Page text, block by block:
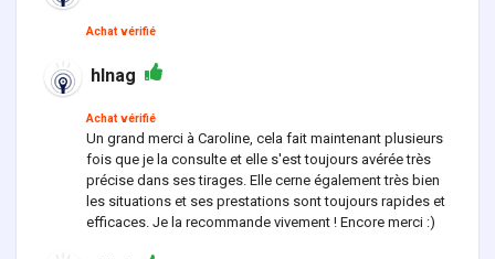
Achat vérifié
hlnag
Achat vérifié
Un grand merci à Caroline, cela fait maintenant plusieurs
fois que je la consulte et elle s'est toujours avérée très
précise dans ses tirages. Elle cerne également très bien
les situations et ses prestations sont toujours rapides et
efficaces. Je la recommande vivement ! Encore merci :)